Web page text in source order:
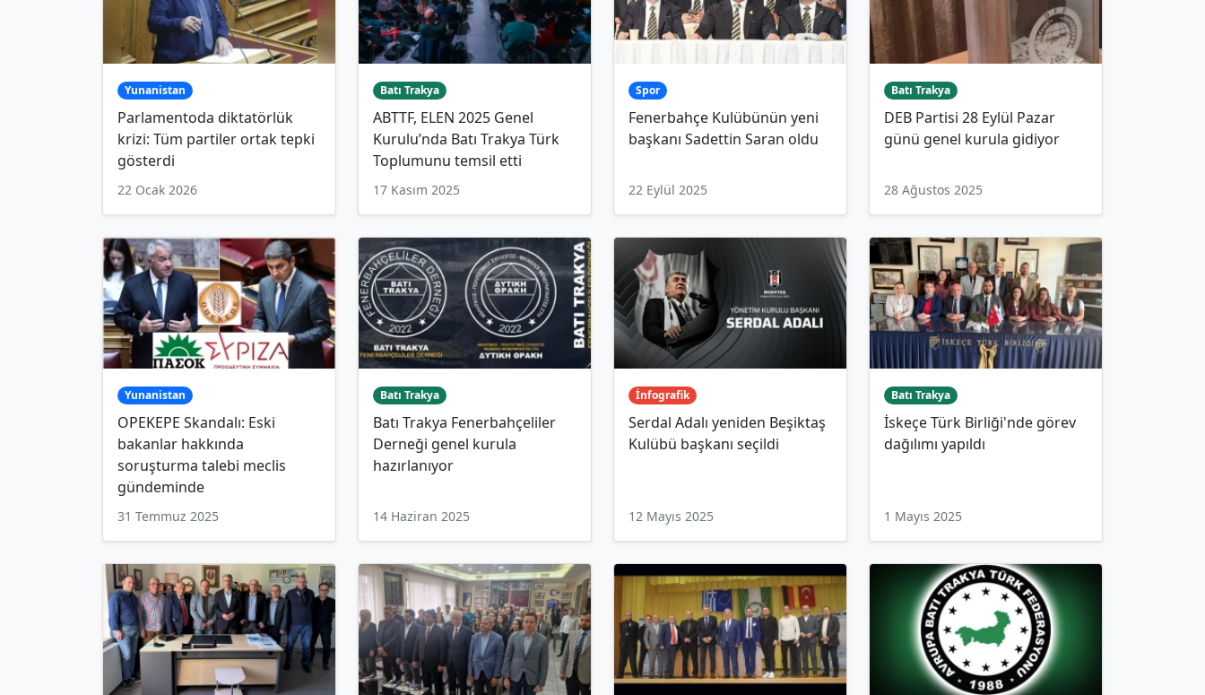
Yunanistan
Parlamentoda diktatörlük
krizi: Tüm partiler ortak tepki
gösterdi
22 Ocak 2026
Batı Trakya
ABTTF, ELEN 2025 Genel
Kurulu’nda Batı Trakya Türk
Toplumunu temsil etti
17 Kasım 2025
Spor
Fenerbahçe Kulübünün yeni
başkanı Sadettin Saran oldu
22 Eylül 2025
Batı Trakya
DEB Partisi 28 Eylül Pazar
günü genel kurula gidiyor
28 Ağustos 2025
Yunanistan
OPEKEPE Skandalı: Eski
bakanlar hakkında
soruşturma talebi meclis
gündeminde
31 Temmuz 2025
Batı Trakya
Batı Trakya Fenerbahçeliler
Derneği genel kurula
hazırlanıyor
14 Haziran 2025
İnfografik
Serdal Adalı yeniden Beşiktaş
Kulübü başkanı seçildi
12 Mayıs 2025
Batı Trakya
İskeçe Türk Birliği'nde görev
dağılımı yapıldı
1 Mayıs 2025